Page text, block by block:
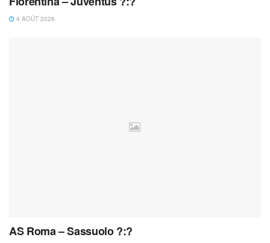
4 AOÛT 2026
AS Roma – Sassuolo ?:?